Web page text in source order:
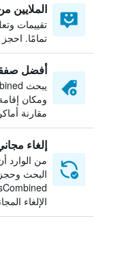
الملايين
تقييمات
تمامًا. احجز
أفضل
ومكان
مقارنة
إلغاء
من الوارد
البحث
الإلغاء